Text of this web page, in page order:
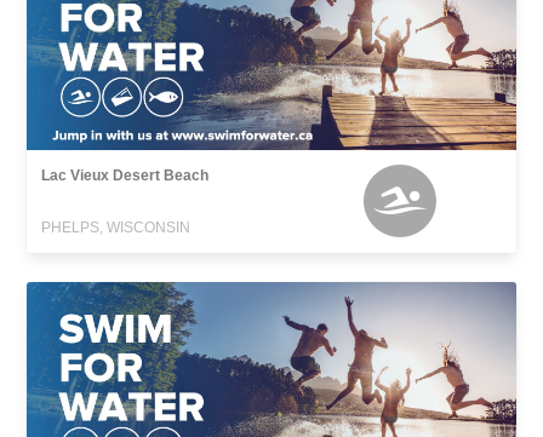
Lac Vieux Desert Beach
PHELPS, WISCONSIN